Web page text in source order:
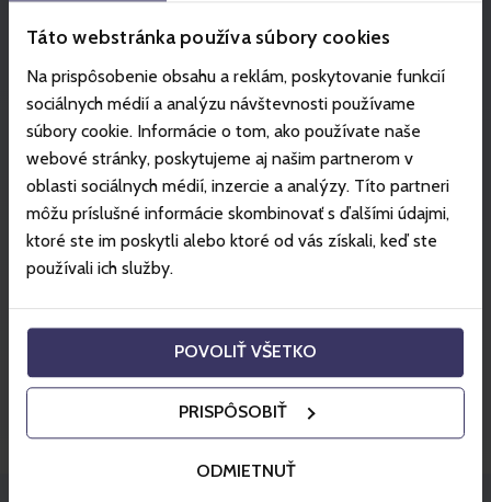
Táto webstránka používa súbory cookies
Na prispôsobenie obsahu a reklám, poskytovanie funkcií
sociálnych médií a analýzu návštevnosti používame
súbory cookie. Informácie o tom, ako používate naše
webové stránky, poskytujeme aj našim partnerom v
oblasti sociálnych médií, inzercie a analýzy. Títo partneri
môžu príslušné informácie skombinovať s ďalšími údajmi,
ktoré ste im poskytli alebo ktoré od vás získali, keď ste
používali ich služby.
POVOLIŤ VŠETKO
PRISPÔSOBIŤ
ODMIETNUŤ
A Gopass regisztrációval nagyszerű
kedvezményekhez jut
Legalacsonyabb síbérlet és aquaticket árak
Nem kell várakoznia a hegyi üdülőhelyek pénztárainál
Akár 5% goX cashback-et is kaphat vásárlásai után
Akár 10% goX cashback is kaphatsz online szállásfoglalás
Regisztráció